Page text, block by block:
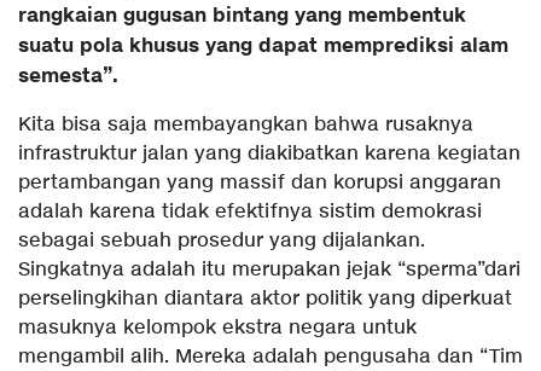
rangkaian gugusan bintang yang membentuk
suatu pola khusus yang dapat memprediksi alam
semesta”.
Kita bisa saja membayangkan bahwa rusaknya
infrastruktur jalan yang diakibatkan karena kegiatan
pertambangan yang massif dan korupsi anggaran
adalah karena tidak efektifnya sistim demokrasi
sebagai sebuah prosedur yang dijalankan.
Singkatnya adalah itu merupakan jejak “sperma”dari
perselingkihan diantara aktor politik yang diperkuat
masuknya kelompok ekstra negara untuk
mengambil alih. Mereka adalah pengusaha dan “Tim